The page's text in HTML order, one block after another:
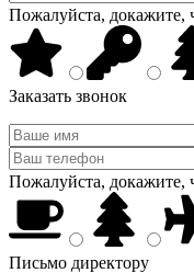
Пожалуйста, докажите,
Заказать звонок
Пожалуйста, докажите,
Письмо директору